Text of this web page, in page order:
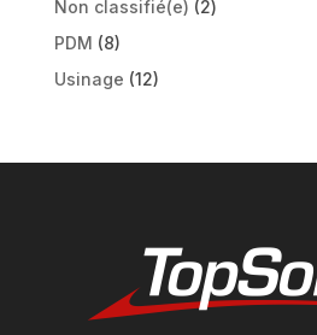
Non classifié(e) (2)
PDM (8)
Usinage (12)